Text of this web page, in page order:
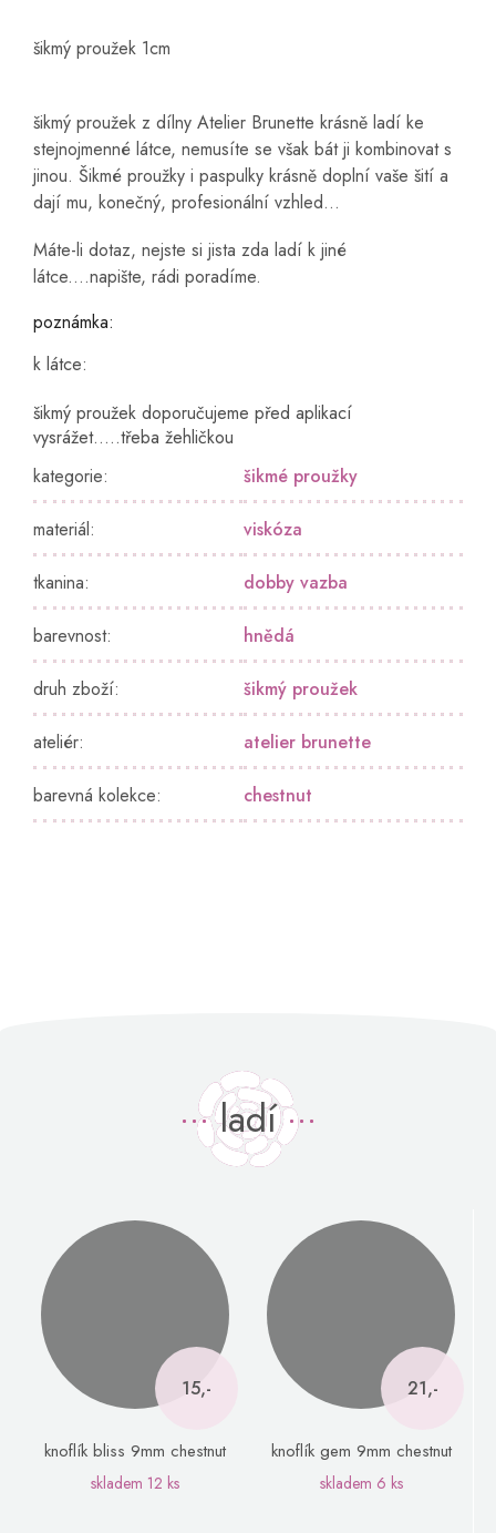
šikmý proužek 1cm
šikmý proužek z dílny Atelier Brunette krásně ladí ke
stejnojmenné látce, nemusíte se však bát ji kombinovat s
jinou. Šikmé proužky i paspulky krásně doplní vaše šití a
dají mu, konečný, profesionální vzhled...
Máte-li dotaz, nejste si jista zda ladí k jiné
látce....napište, rádi poradíme.
poznámka:
k látce:
šikmý proužek doporučujeme před aplikací
vysrážet.....třeba žehličkou
kategorie: šikmé proužky
materiál: viskóza
tkanina: dobby vazba
barevnost: hnědá
druh zboží: šikmý proužek
ateliér: atelier brunette
barevná kolekce: chestnut
ladí
15,-
knoflík bliss 9mm chestnut
skladem 12 ks
21,-
knoflík gem 9mm chestnut
skladem 6 ks